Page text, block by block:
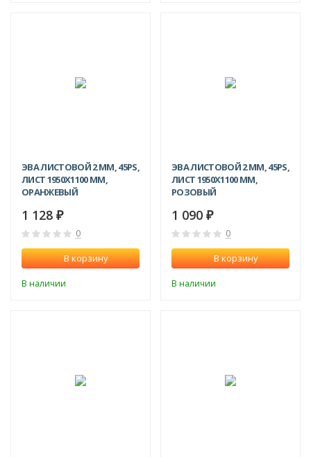
ЭВА ЛИСТОВОЙ 2 ММ, 45PS,
ЛИСТ 1950Х1100 ММ,
ОРАНЖЕВЫЙ
1 128 ₽
0
В корзину
В наличии
ЭВА ЛИСТОВОЙ 2 ММ, 45PS,
ЛИСТ 1950Х1100 ММ,
РОЗОВЫЙ
1 090 ₽
0
В корзину
В наличии